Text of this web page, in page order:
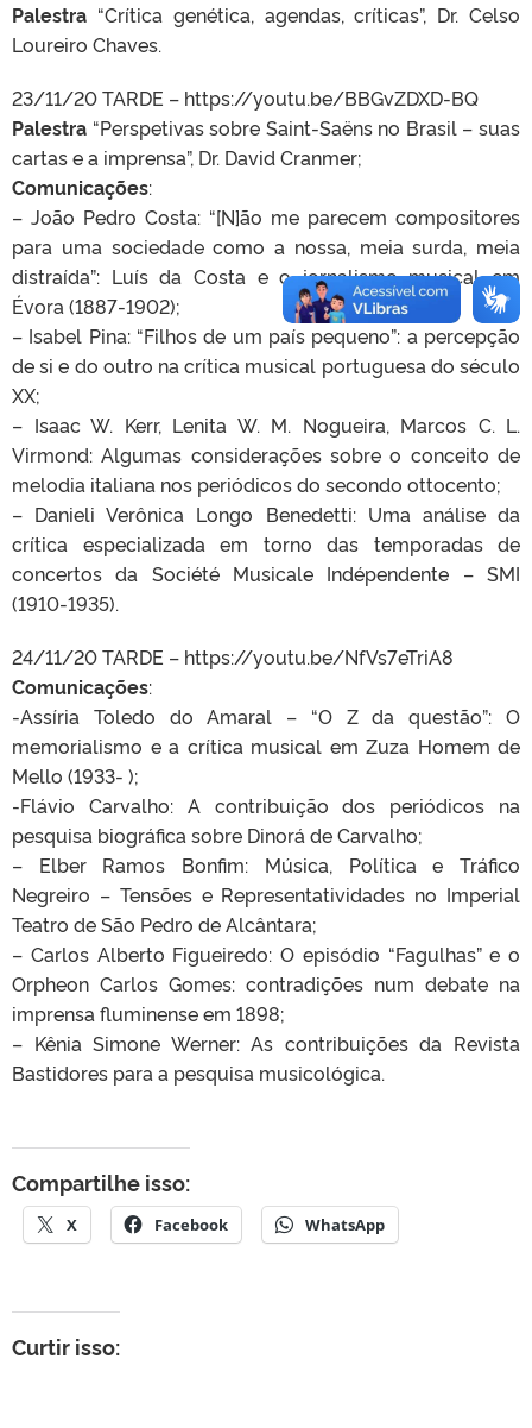
Palestra “Crítica genética, agendas, críticas”, Dr. Celso
Loureiro Chaves.
23/11/20 TARDE – https://youtu.be/BBGvZDXD-BQ
Palestra “Perspetivas sobre Saint-Saëns no Brasil – suas
cartas e a imprensa”, Dr. David Cranmer;
Comunicações:
– João Pedro Costa: “[N]ão me parecem compositores
para uma sociedade como a nossa, meia surda, meia
distraída”: Luís da Costa e o jornalismo musical em
Évora (1887-1902);
– Isabel Pina: “Filhos de um país pequeno”: a percepção
de si e do outro na crítica musical portuguesa do século
XX;
– Isaac W. Kerr, Lenita W. M. Nogueira, Marcos C. L.
Virmond: Algumas considerações sobre o conceito de
melodia italiana nos periódicos do secondo ottocento;
– Danieli Verônica Longo Benedetti: Uma análise da
crítica especializada em torno das temporadas de
concertos da Société Musicale Indépendente – SMI
(1910-1935).
24/11/20 TARDE – https://youtu.be/NfVs7eTriA8
Comunicações:
-Assíria Toledo do Amaral – “O Z da questão”: O
memorialismo e a crítica musical em Zuza Homem de
Mello (1933- );
-Flávio Carvalho: A contribuição dos periódicos na
pesquisa biográfica sobre Dinorá de Carvalho;
– Elber Ramos Bonfim: Música, Política e Tráfico
Negreiro – Tensões e Representatividades no Imperial
Teatro de São Pedro de Alcântara;
– Carlos Alberto Figueiredo: O episódio “Fagulhas” e o
Orpheon Carlos Gomes: contradições num debate na
imprensa fluminense em 1898;
– Kênia Simone Werner: As contribuições da Revista
Bastidores para a pesquisa musicológica.
Compartilhe isso:
X Facebook WhatsApp
Curtir isso: